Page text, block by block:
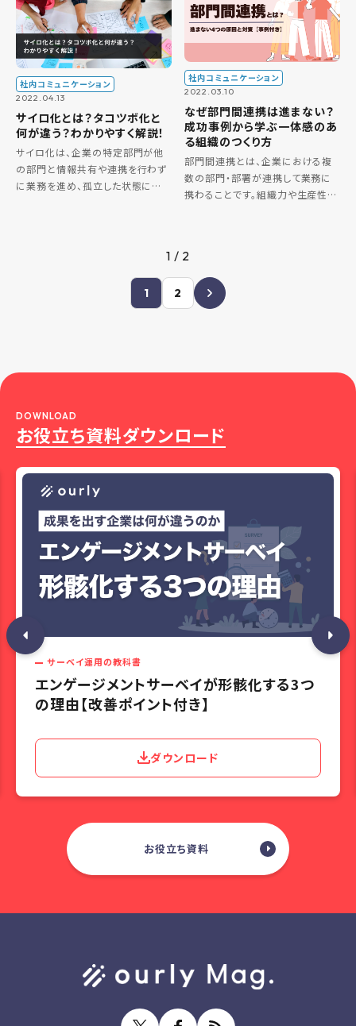
言えます。 本記事では、より詳しい
グループとチームの違いについて
比 […]
期、散会期の5段階を経ることで、
理想的な状態へと組織が成長 […]
社内コミュニケーション
2022.04.13
サイロ化とは？タコツボ化と
何が違う？わかりやすく解説！
サイロ化は、企業の特定部門が他
の部門と情報共有や連携を行わず
に業務を進め、孤立した状態に陥
社内コミュニケーション
2022.03.10
なぜ部門間連携は進まない？
成功事例から学ぶ一体感のあ
る組織のつくり方
部門間連携とは、企業における複
数の部門・部署が連携して業務に
携わることです。組織力や生産性の
されていますが、実際は簡単ではな
[…]
1 / 2
1 2
お役立ち資料ダウンロード
DOWNLOAD
サーベイ運用の教科書
エンゲージメントサーベイが形骸化する3つ
の理由【改善ポイント付き】
ダウンロード
お役立ち資料